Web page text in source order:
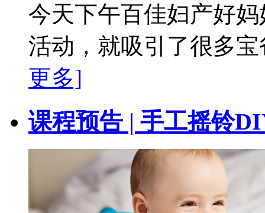
今天下午百佳妇产好
活动，就吸引了很多
更多]
课程预告 | 手工摇铃